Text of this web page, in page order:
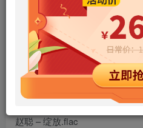
赵聪 – 浏阳河.flac
赵聪 – 十面埋伏.flac
赵聪 – 彝族舞曲.flac
赵聪 – 彝族印象.flac
赵聪 – 月儿高.flac
赵聪 – 绽放.flac